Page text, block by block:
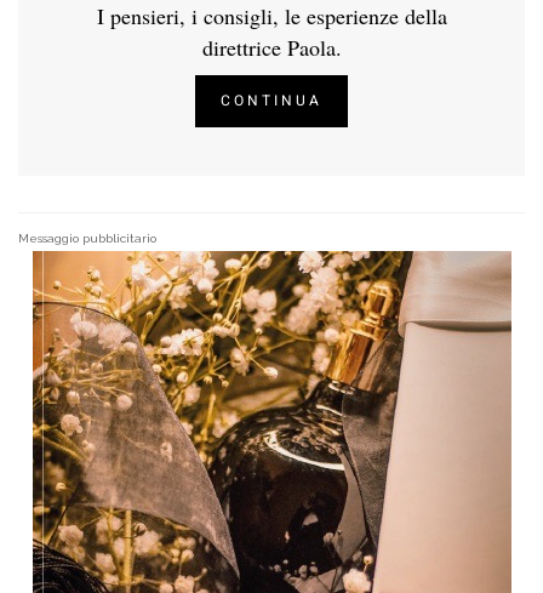
I pensieri, i consigli, le esperienze della
direttrice Paola.
CONTINUA
Messaggio pubblicitario